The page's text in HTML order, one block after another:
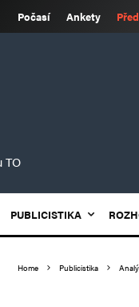
Počasí Ankety
TO
PUBLICISTIKA
Home Publicistika